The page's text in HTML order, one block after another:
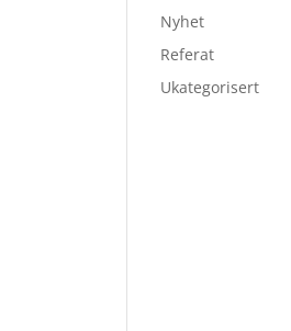
Nyhet
Referat
Ukategorisert